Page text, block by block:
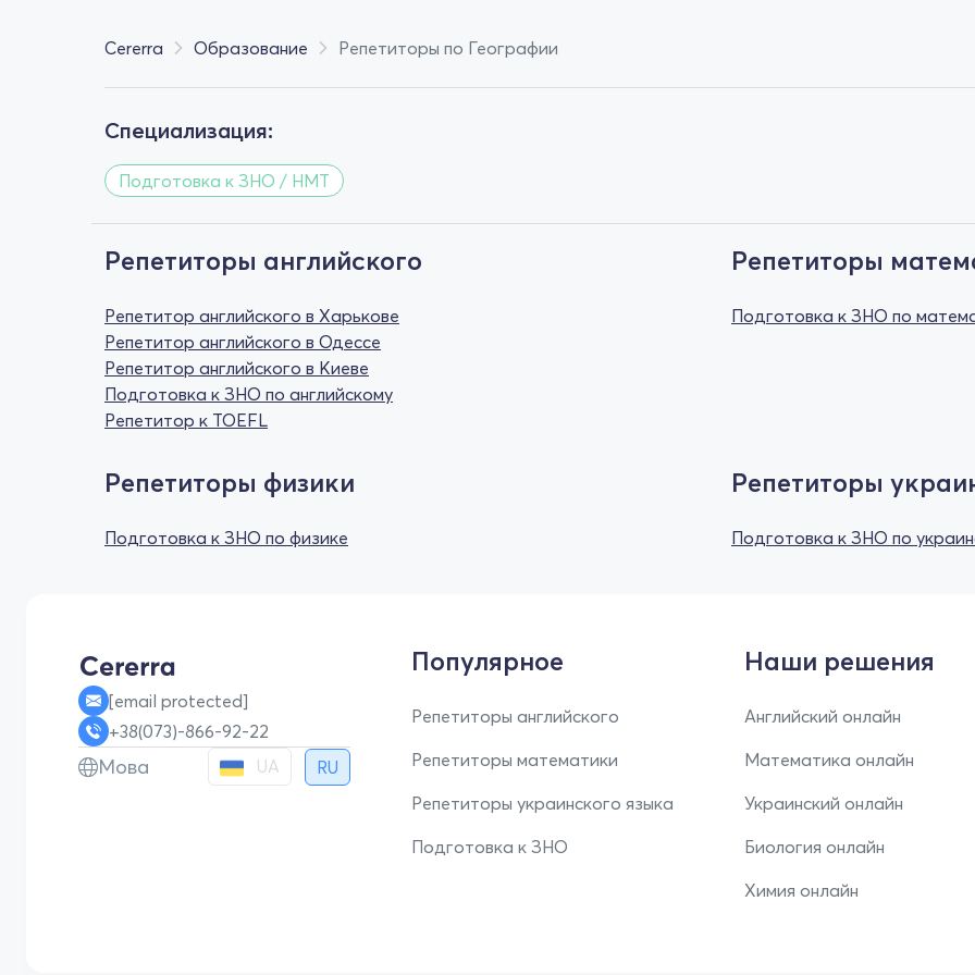
Cererra Образование Репетиторы по Географии
Специализация:
Подготовка к ЗНО / НМТ
Репетиторы английского
Репетитор английского в Харькове
Репетитор английского в Одессе
Репетитор английского в Киеве
Подготовка к ЗНО по английскому
Репетитор к TOEFL
Репетиторы
Подготовка к ЗНО по
Репетиторы физики
Подготовка к ЗНО по физике
Репетиторы
Подготовка к ЗНО по
[email protected]
+38(073)-866-92-22
Мова UA RU
Популярное
Репетиторы английского
Репетиторы математики
Репетиторы украинского языка
Подготовка к ЗНО
Наши решения
Английский онлайн
Математика онлайн
Украинский онлайн
Биология онлайн
Химия онлайн